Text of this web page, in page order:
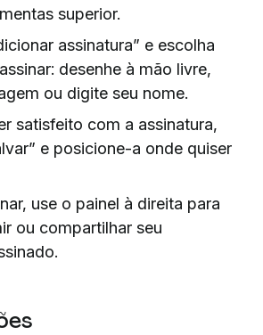
superior.
assinatura” e escolha
desenhe à mão livre,
ou digite seu nome.
satisfeito com a assinatura,
e posicione-a onde quiser
use o painel à direita para
ou compartilhar seu